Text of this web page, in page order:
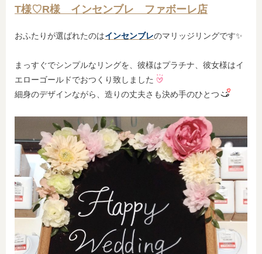
T様♡R様 インセンブレ ファボーレ店
おふたりが選ばれたのはインセンブレのマリッジリングです✨
まっすぐでシンプルなリングを、彼様はプラチナ、彼女様はイ
エローゴールドでおつくり致しました
細身のデザインながら、造りの丈夫さも決め手のひとつ